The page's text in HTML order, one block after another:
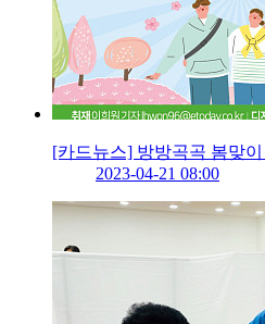
[카드뉴스] 방방곡곡 봄맞이
2023-04-21 08:00